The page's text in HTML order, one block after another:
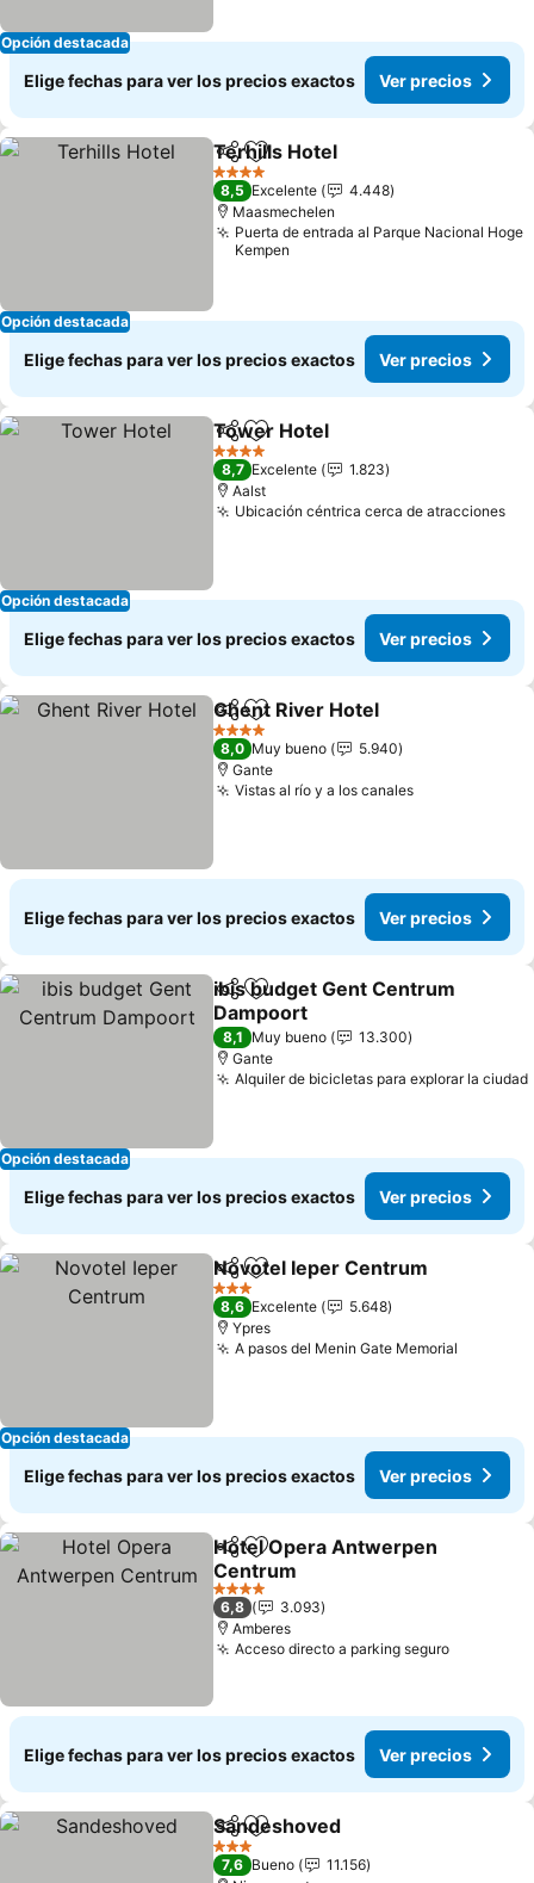
Opción destacada
Elige fechas para ver los precios exactos Ver precios
Opción destacada
Compartir
Agregar a favoritos
Terhills Hotel
4 Estrellas
8,5 Excelente
4.448
Maasmechelen
Puerta de entrada al Parque Nacional Hoge
Kempen
Elige fechas para ver los precios exactos Ver precios
Opción destacada
Compartir
Agregar a favoritos
Tower Hotel
4 Estrellas
8,7 Excelente
1.823
Aalst
Ubicación céntrica cerca de atracciones
Elige fechas para ver los precios exactos Ver precios
CompartirAgregar a favoritos
Ghent River Hotel
4 Estrellas
8,0 Muy bueno
5.940
Gante
Vistas al río y a los canales
Elige fechas para ver los precios exactos Ver precios
Opción destacada
CompartirAgregar a favoritos
ibis budget Gent Centrum
Dampoort
8,1 Muy bueno
13.300
Gante
Alquiler de bicicletas para explorar la ciudad
Elige fechas para ver los precios exactos Ver precios
Opción destacada
CompartirAgregar a favoritos
Novotel Ieper Centrum
3 Estrellas
8,6 Excelente
5.648
Ypres
A pasos del Menin Gate Memorial
Elige fechas para ver los precios exactos Ver precios
CompartirAgregar a favoritos
Hotel Opera Antwerpen
Centrum
4 Estrellas
6,8
3.093
Amberes
Acceso directo a parking seguro
Elige fechas para ver los precios exactos Ver precios
CompartirAgregar a favoritos
Sandeshoved
3 Estrellas
7,6 Bueno
11.156